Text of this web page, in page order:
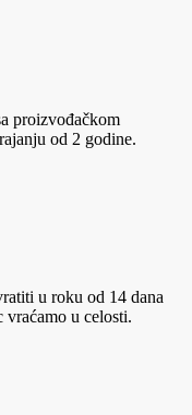
proizvođačkom
od 2 godine.
u roku od 14 dana
vraćamo u celosti.